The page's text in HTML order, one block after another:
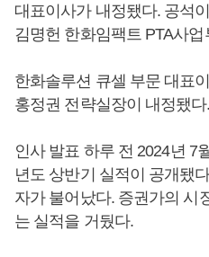
대표이사가 내정됐다. 공석
김명헌 한화임팩트 PTA사
한화솔루션 큐셀 부문 대표
홍정권 전략실장이 내정됐다.
인사 발표 하루 전 2024년 7
년도 상반기 실적이 공개됐
자가 불어났다. 증권가의 시
는 실적을 거뒀다.